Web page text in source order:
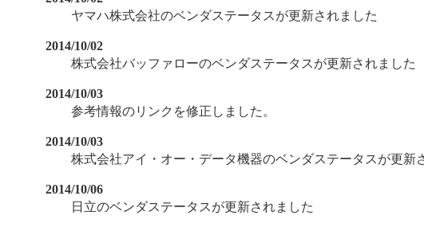
ヤマハ株式会社のベンダステータスが更新されました
2014/10/02
株式会社バッファローのベンダステータスが更新されました
2014/10/03
参考情報のリンクを修正しました。
2014/10/03
株式会社アイ・オー・データ機器のベンダステータスが更新
2014/10/06
日立のベンダステータスが更新されました